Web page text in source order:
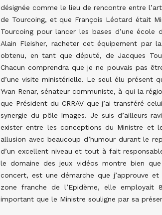
désignée comme le lieu de rencontre entre
de Tourcoing, et que François Léotard était
Tourcoing pour lancer les bases d’une école
Alain Fleisher, racheter cet équipement par
obtenu, en tant que député, de Jacques
Chacun comprendra que je ne pouvais pas
d’une visite ministérielle. Le seul élu présent
Yvan Renar, sénateur communiste, à qui la
que Président du CRRAV que j’ai transféré
synergie du pôle Images. Je suis d’ailleurs
exister entre les conceptions du Ministre et
allusion avec beaucoup d’humour durant le
d’un excellent niveau et tout à fait
le domaine des jeux vidéos montre bien
concert, est une démarche que j’approuve et
zone franche de l’Epidème, elle employait
important que le Ministre souligne par sa